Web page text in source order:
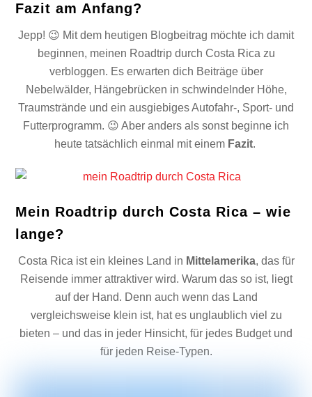
Fazit am Anfang?
Jepp! 😉 Mit dem heutigen Blogbeitrag möchte ich damit
beginnen, meinen Roadtrip durch Costa Rica zu
verbloggen. Es erwarten dich Beiträge über
Nebelwälder, Hängebrücken in schwindelnder Höhe,
Traumstrände und ein ausgiebiges Autofahr-, Sport- und
Futterprogramm. 😉 Aber anders als sonst beginne ich
heute tatsächlich einmal mit einem Fazit.
Mein Roadtrip durch Costa Rica – wie
lange?
Costa Rica ist ein kleines Land in Mittelamerika, das für
Reisende immer attraktiver wird. Warum das so ist, liegt
auf der Hand. Denn auch wenn das Land
vergleichsweise klein ist, hat es unglaublich viel zu
bieten – und das in jeder Hinsicht, für jedes Budget und
für jeden Reise-Typen.